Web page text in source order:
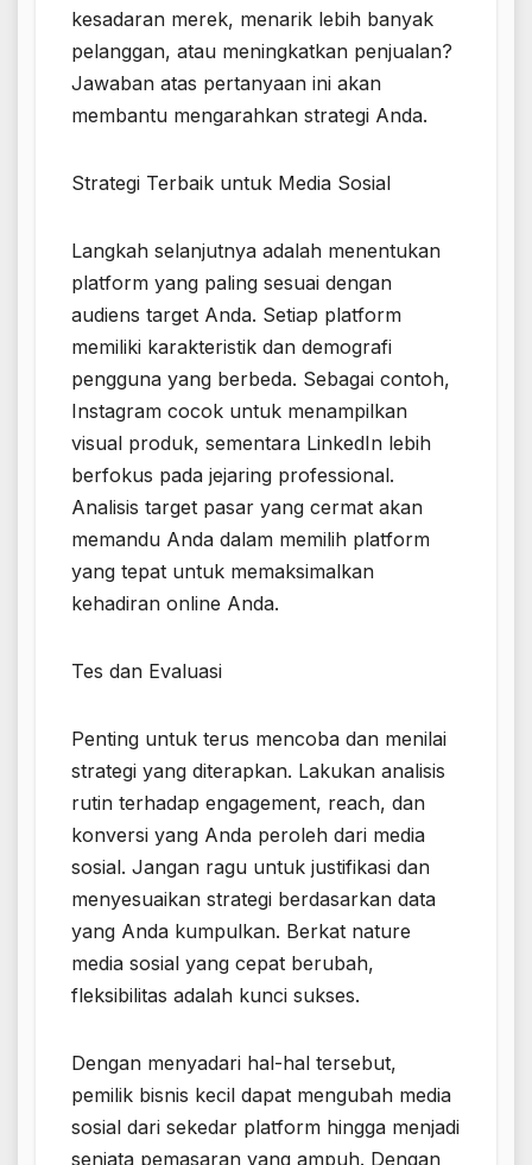
kesadaran merek, menarik lebih banyak
pelanggan, atau meningkatkan penjualan?
Jawaban atas pertanyaan ini akan
membantu mengarahkan strategi Anda.
Strategi Terbaik untuk Media Sosial
Langkah selanjutnya adalah menentukan
platform yang paling sesuai dengan
audiens target Anda. Setiap platform
memiliki karakteristik dan demografi
pengguna yang berbeda. Sebagai contoh,
Instagram cocok untuk menampilkan
visual produk, sementara LinkedIn lebih
berfokus pada jejaring professional.
Analisis target pasar yang cermat akan
memandu Anda dalam memilih platform
yang tepat untuk memaksimalkan
kehadiran online Anda.
Tes dan Evaluasi
Penting untuk terus mencoba dan menilai
strategi yang diterapkan. Lakukan analisis
rutin terhadap engagement, reach, dan
konversi yang Anda peroleh dari media
sosial. Jangan ragu untuk justifikasi dan
menyesuaikan strategi berdasarkan data
yang Anda kumpulkan. Berkat nature
media sosial yang cepat berubah,
fleksibilitas adalah kunci sukses.
Dengan menyadari hal-hal tersebut,
pemilik bisnis kecil dapat mengubah media
sosial dari sekedar platform hingga menjadi
senjata pemasaran yang ampuh. Dengan